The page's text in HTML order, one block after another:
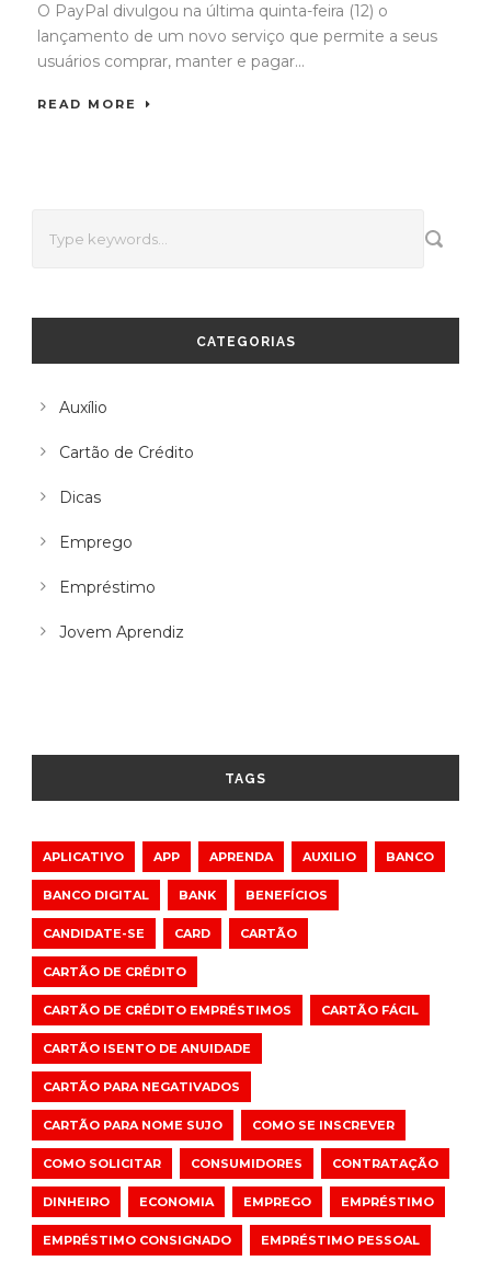
O PayPal divulgou na última quinta-feira (12) o
lançamento de um novo serviço que permite a seus
usuários comprar, manter e pagar...
READ MORE
CATEGORIAS
Auxílio
Cartão de Crédito
Dicas
Emprego
Empréstimo
Jovem Aprendiz
TAGS
APLICATIVO APP APRENDA AUXILIO BANCO
BANCO DIGITAL BANK BENEFÍCIOS
CANDIDATE-SE CARD CARTÃO
CARTÃO DE CRÉDITO
CARTÃO DE CRÉDITO EMPRÉSTIMOS CARTÃO FÁCIL
CARTÃO ISENTO DE ANUIDADE
CARTÃO PARA NEGATIVADOS
CARTÃO PARA NOME SUJO COMO SE INSCREVER
COMO SOLICITAR CONSUMIDORES CONTRATAÇÃO
DINHEIRO ECONOMIA EMPREGO EMPRÉSTIMO
EMPRÉSTIMO CONSIGNADO EMPRÉSTIMO PESSOAL